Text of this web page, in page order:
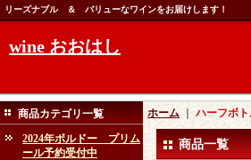
リーズナブル ＆ バリューなワインをお届けします！
wine おおはし
商品カテゴリ一覧
2024年ボルドー プリム
ール予約受付中
ホーム ｜ハーフボ
商品一覧